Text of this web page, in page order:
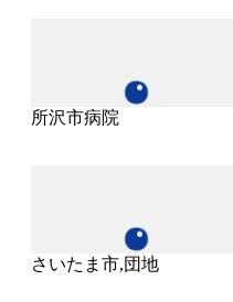
所沢市病院
さいたま市,団地